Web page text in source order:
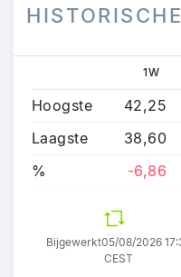
1W
Hoogste 42,25
Laagste
38,60
%
-6,86
Bijgewerkt05/08/2026
CEST